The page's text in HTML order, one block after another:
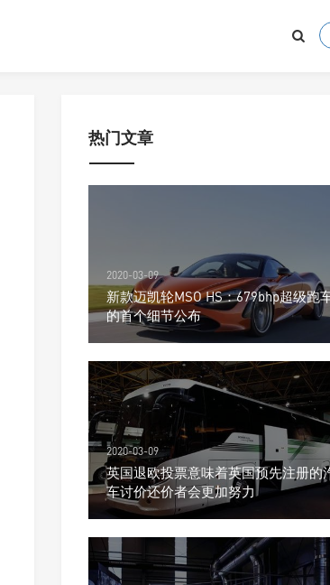
热门文章
2020-03-09
新款迈凯轮MSO HS：679bhp超级跑
的首个细节公布
2020-03-09
英国退欧投票意味着英国预先注册的
车讨价还价者会更加努力